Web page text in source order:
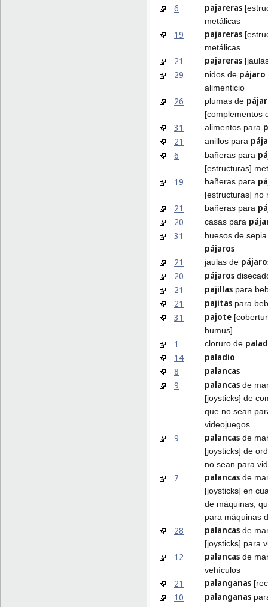
6 pajareras
metálicas
19 pajareras
metálicas
21 pajareras
29 nidos de pájaro
alimenticio
26 plumas de
[complementos
31 alimentos para
21
anillos para
6
bañeras para
[estructuras]
19 bañeras para
[estructuras] no
21 bañeras para
20
casas para
31
huesos de
pájaros
21
jaulas de
20
pájaros
21 pajillas para
21 pajitas para
31 pajote
humus]
1 cloruro de
14
paladio
8
palancas
9
palancas de
[joysticks] de
que no sean
videojuegos
9 palancas de
[joysticks] de
no sean para
7 palancas de
[joysticks] en
de máquinas,
para máquinas
28 palancas de
[joysticks] para
12 palancas de
vehículos
21 palanganas
10 palanganas